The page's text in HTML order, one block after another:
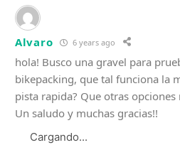
Alvaro 6 years ago
hola! Busco una gravel para
bikepacking, que tal funciona la
pista rapida? Que otras
Un saludo y muchas gracias!!
Cargando...